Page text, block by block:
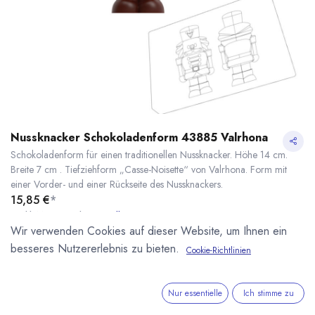
Nussknacker Schokoladenform 43885 Valrhona
Schokoladenform für einen traditionellen Nussknacker. Höhe 14 cm.
Breite 7 cm . Tiefziehform „Casse-Noisette“ von Valrhona. Form mit
einer Vorder- und einer Rückseite des Nussknackers.
15,85 €*
* inkl. MwST. zzgl. Versandkosten
Lieferzeit: sofort lieferbar
Wir verwenden Cookies auf dieser Website, um Ihnen ein
besseres Nutzererlebnis zu bieten.
Cookie-Richtlinien
Nur essentielle Ich stimme zu